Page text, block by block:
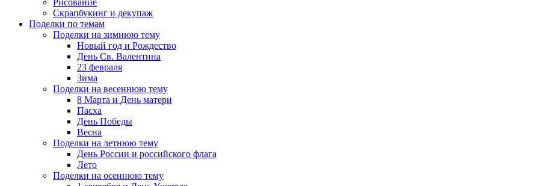
Рисование
Скрапбукинг и декупаж
Поделки по темам
Поделки на зимнюю тему
Новый год и Рождество
День Св. Валентина
23 февраля
Зима
Поделки на весеннюю тему
8 Марта и День матери
Пасха
День Победы
Весна
Поделки на летнюю тему
День России и российского флага
Лето
Поделки на осеннюю тему